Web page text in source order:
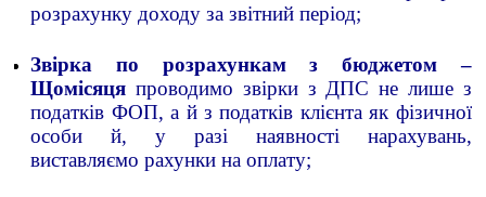
розрахунку доходу за звітний період;
Звірка по розрахункам з бюджетом –
Щомісяцяпроводимо звірки з ДПС не лише з
податків ФОП, а й з податків клієнта як фізичної
особи й, у разі наявності нарахувань,
виставляємо рахунки на оплату;